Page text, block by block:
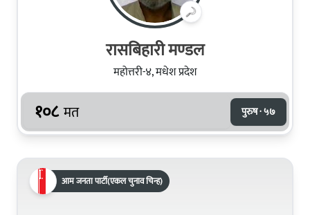
रासबिहारी मण्‍डल
महोत्तरी-४, मधेश प्रदेश
१०८ मत पुरुष · ५७
आम जनता पार्टी(एकल चुनाव चिन्ह)